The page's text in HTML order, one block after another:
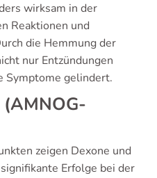
wirksam in der
Reaktionen und
die Hemmung der
nur Entzündungen
Symptome gelindert.
zeigen Dexone und
Erfolge bei der